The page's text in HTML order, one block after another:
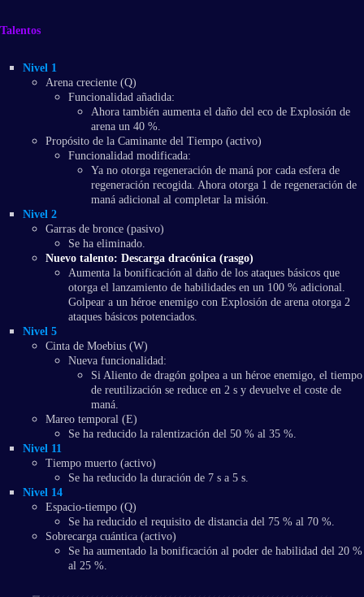
Talentos
Nivel 1
Arena creciente (Q)
Funcionalidad añadida:
Ahora también aumenta el daño del eco de Explosión de
arena un 40 %.
Propósito de la Caminante del Tiempo (activo)
Funcionalidad modificada:
Ya no otorga regeneración de maná por cada esfera de
regeneración recogida. Ahora otorga 1 de regeneración de
maná adicional al completar la misión.
Nivel 2
Garras de bronce (pasivo)
Se ha eliminado.
Nuevo talento: Descarga dracónica (rasgo)
Aumenta la bonificación al daño de los ataques básicos que
otorga el lanzamiento de habilidades en un 100 % adicional.
Golpear a un héroe enemigo con Explosión de arena otorga 2
ataques básicos potenciados.
Nivel 5
Cinta de Moebius (W)
Nueva funcionalidad:
Si Aliento de dragón golpea a un héroe enemigo, el tiempo
de reutilización se reduce en 2 s y devuelve el coste de
maná.
Mareo temporal (E)
Se ha reducido la ralentización del 50 % al 35 %.
Nivel 11
Tiempo muerto (activo)
Se ha reducido la duración de 7 s a 5 s.
Nivel 14
Espacio-tiempo (Q)
Se ha reducido el requisito de distancia del 75 % al 70 %.
Sobrecarga cuántica (activo)
Se ha aumentado la bonificación al poder de habilidad del 20 %
al 25 %.